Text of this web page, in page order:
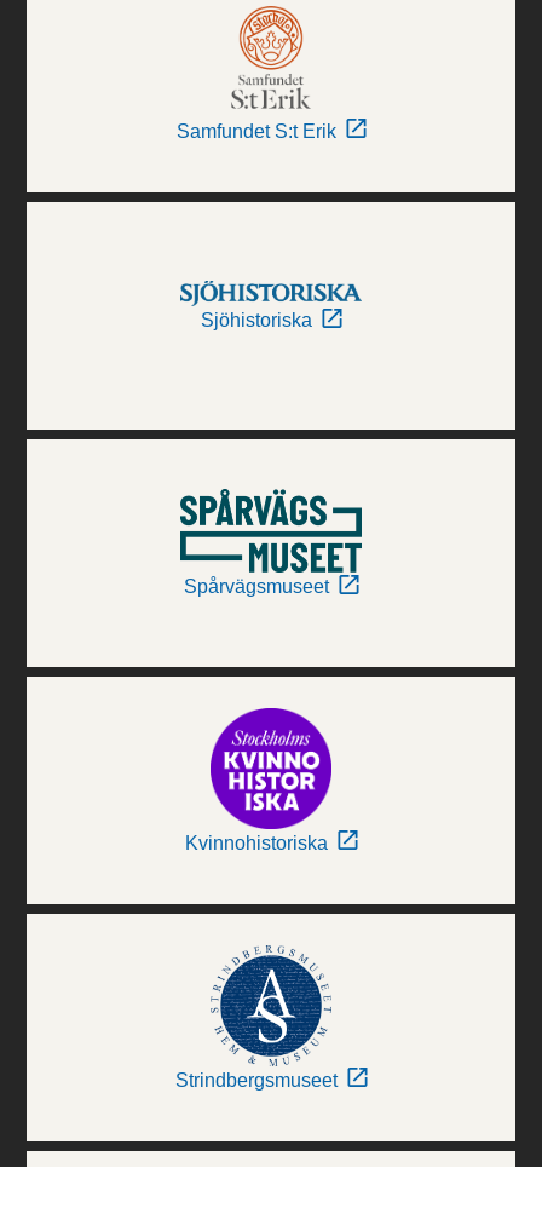
Samfundet S:t Erik
Sjöhistoriska
Spårvägsmuseet
Kvinnohistoriska
Strindbergsmuseet